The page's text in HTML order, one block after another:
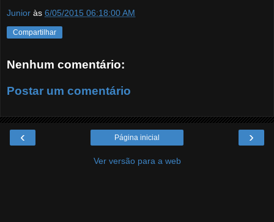
Junior às 6/05/2015 06:18:00 AM
Compartilhar
Nenhum comentário:
Postar um comentário
‹ ›
Página inicial
Ver versão para a web